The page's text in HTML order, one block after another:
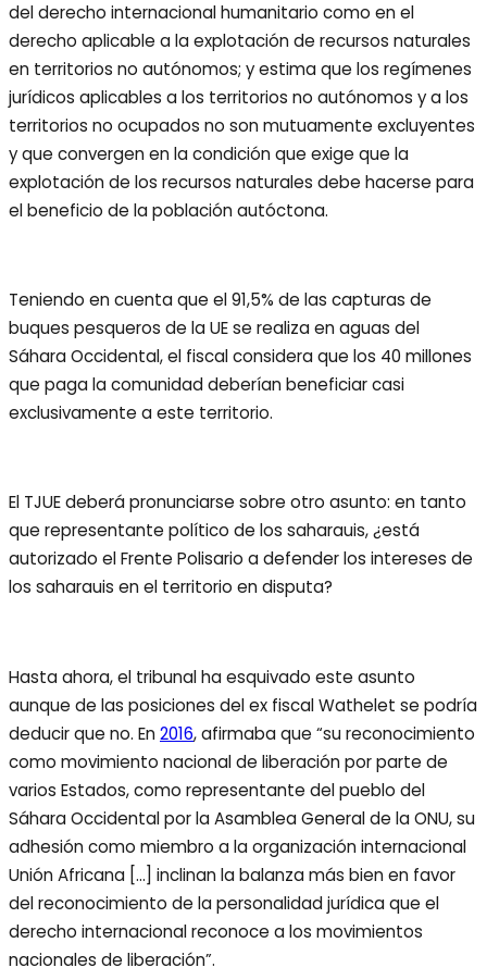
del derecho internacional humanitario como en el
derecho aplicable a la explotación de recursos naturales
en territorios no autónomos; y estima que los regímenes
jurídicos aplicables a los territorios no autónomos y a los
territorios no ocupados no son mutuamente excluyentes
y que convergen en la condición que exige que la
explotación de los recursos naturales debe hacerse para
el beneficio de la población autóctona.
Teniendo en cuenta que el 91,5% de las capturas de
buques pesqueros de la UE se realiza en aguas del
Sáhara Occidental, el fiscal considera que los 40 millones
que paga la comunidad deberían beneficiar casi
exclusivamente a este territorio.
El TJUE deberá pronunciarse sobre otro asunto: en tanto
que representante político de los saharauis, ¿está
autorizado el Frente Polisario a defender los intereses de
los saharauis en el territorio en disputa?
Hasta ahora, el tribunal ha esquivado este asunto
aunque de las posiciones del ex fiscal Wathelet se podría
deducir que no. En2016, afirmaba que “su reconocimiento
como movimiento nacional de liberación por parte de
varios Estados, como representante del pueblo del
Sáhara Occidental por la Asamblea General de la ONU, su
adhesión como miembro a la organización internacional
Unión Africana […] inclinan la balanza más bien en favor
del reconocimiento de la personalidad jurídica que el
derecho internacional reconoce a los movimientos
nacionales de liberación”.